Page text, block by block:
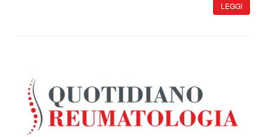
LEGGI